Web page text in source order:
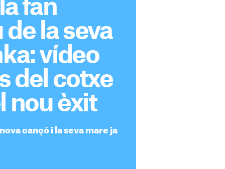
fan
la seva
vídeo
del cotxe
nou èxit
cançó i la seva mare ja